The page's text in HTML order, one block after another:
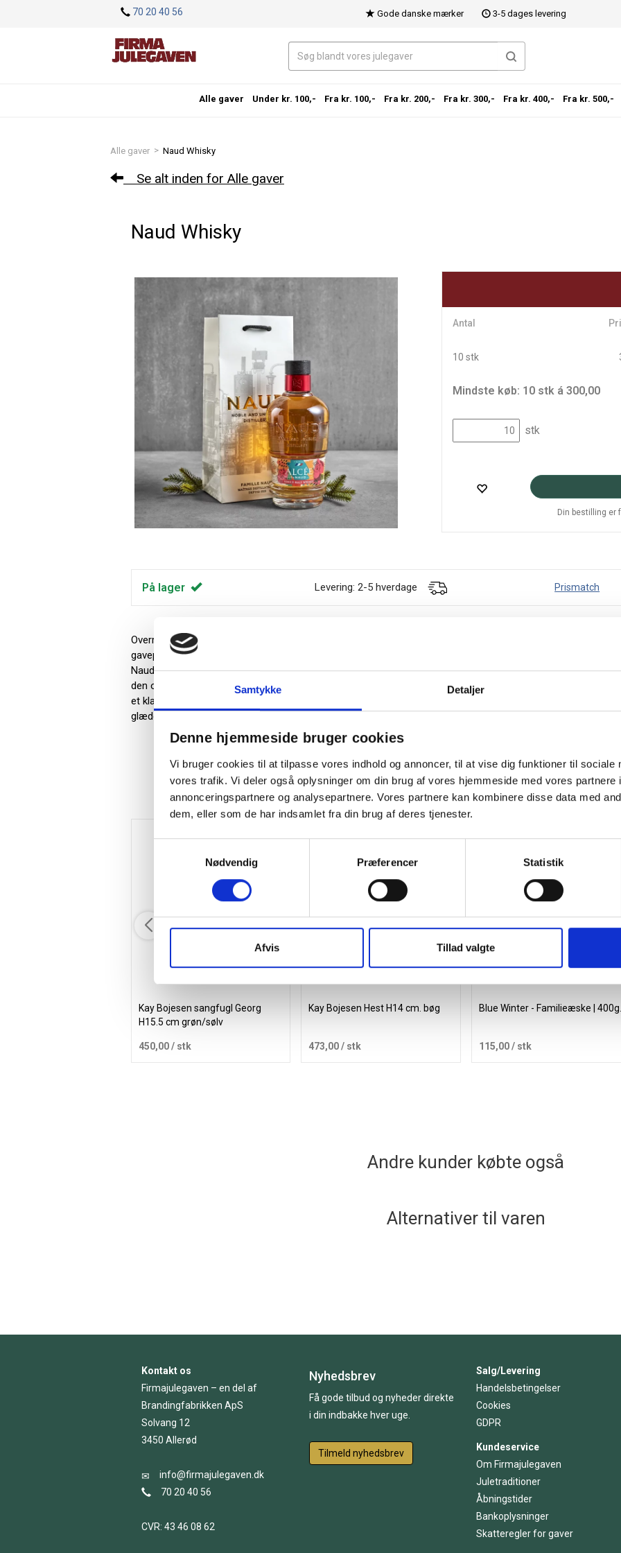
Samtykke Detaljer
Denne hjemmeside bruger cookies
Vi bruger cookies til at tilpasse vores indhold og annoncer, til at vise dig funktioner til sociale
vores trafik. Vi deler også oplysninger om din brug af vores hjemmeside med vores partnere
annonceringspartnere og analysepartnere. Vores partnere kan kombinere disse data med
dem, eller som de har indsamlet fra din brug af deres tjenester.
Nødvendig
Præferencer Statistik
Afvis Tillad valgte
Alle gaver > Naud Whisky
Se alt inden for Alle gaver
Naud Whisky
Antal
10 stk
Mindste køb: 10 stk á 300,00
stk
Din bestilling er
På lager Levering: 2-5 hverdage Prismatch
Overrask med Naud Whisky, en julegave med fokus på kvalitet og omtanke for miljøet. 1 fl. Naud - Alcée
gavepose Denne gave er ideel til både kunder, medarbejdere og samarbejdspartnere. Bestil i dag og giv en
Naud Whisky er ikke kun en smuk julegave, men også et stærkt redskab til at pleje og styrke relationerne i
den omtanke for medarbejderne og påskønnelse for deres indsats gennem året. Som kundegave eller
et klart signal om værdi og respekt for det samarbejde, I har opbygget. En julehilsen til medarbejdere eller
glæde, loyalitet og positiv omtale af din virksomhed.
Andre købte også
Kay Bojesen sangfugl Georg
H15.5 cm grøn/sølv
450,00/ stk
Kay Bojesen Hest H14 cm. bøg
473,00 / stk
Blue Winter - Familieæske | 400g.
115,00 / stk
Andre kunder købte også
Alternativer til varen
70 20 40 56 Gode danske mærker 3-5 dages levering
Alle gaver Under kr. 100,- Fra kr. 100,- Fra kr. 200,- Fra kr. 300,- Fra kr. 400,- Fra kr. 500,-
Kontakt os
Firmajulegaven – en del af
Brandingfabrikken ApS
Solvang 12
3450 Allerød
info@firmajulegaven.dk
70 20 40 56
CVR: 43 46 08 62
Nyhedsbrev
Få gode tilbud og nyheder direkte
i din indbakke hver uge.
Tilmeld nyhedsbrev
Salg/Levering
Handelsbetingelser
Cookies
GDPR
Kundeservice
Om Firmajulegaven
Juletraditioner
Åbningstider
Bankoplysninger
Skatteregler for gaver